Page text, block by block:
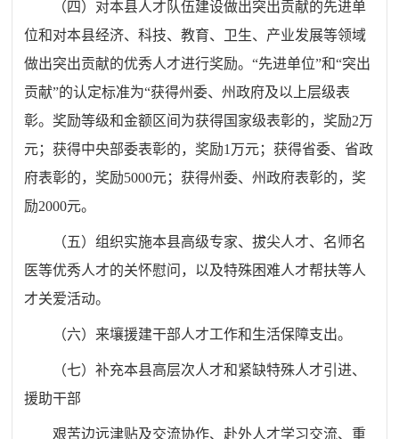
（四）对本县人才队伍建设做出突出贡献的先进单
位和对本县经济、科技、教育、卫生、产业发展等领域
做出突出贡献的优秀人才进行奖励。“先进单位”和“突出
贡献”的认定标准为“获得州委、州政府及以上层级表
彰。奖励等级和金额区间为获得国家级表彰的，奖励2万
元；获得中央部委表彰的，奖励1万元；获得省委、省政
府表彰的，奖励5000元；获得州委、州政府表彰的，奖
励2000元。
（五）组织实施本县高级专家、拔尖人才、名师名
医等优秀人才的关怀慰问，以及特殊困难人才帮扶等人
才关爱活动。
（六）来壤援建干部人才工作和生活保障支出。
（七）补充本县高层次人才和紧缺特殊人才引进、
援助干部
艰苦边远津贴及交流协作、赴外人才学习交流、重